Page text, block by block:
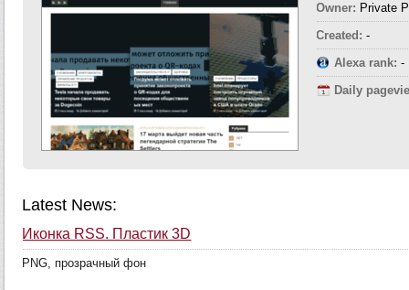
Owner: Private
Created: -
Alexa rank: -
Daily
Latest News:
Иконка RSS. Пластик 3D
PNG, прозрачный фон